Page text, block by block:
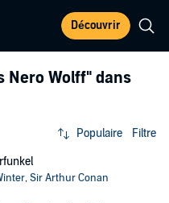
Découvrir
Nero Wolff" dans
Populaire Filtre
,Sir Arthur Conan